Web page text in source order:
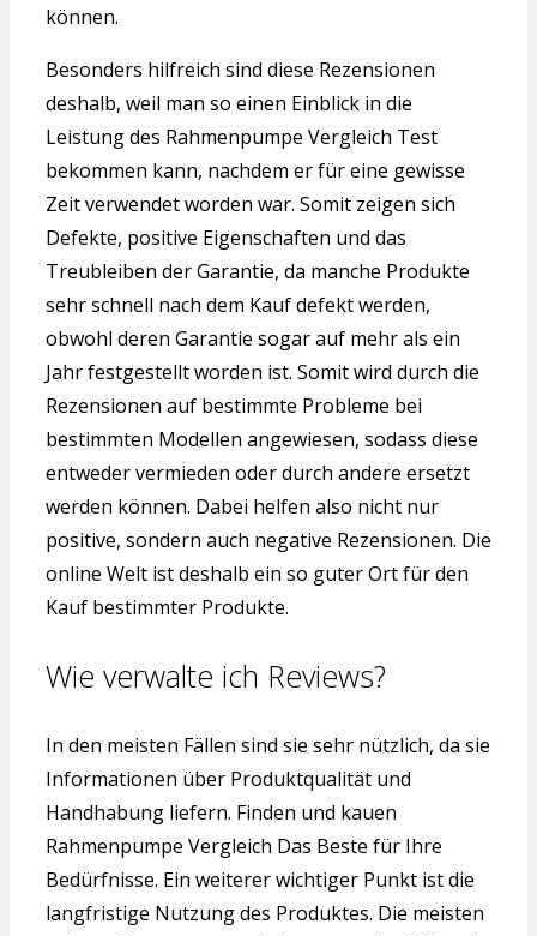
können.
Besonders hilfreich sind diese Rezensionen
deshalb, weil man so einen Einblick in die
Leistung des Rahmenpumpe Vergleich Test
bekommen kann, nachdem er für eine gewisse
Zeit verwendet worden war. Somit zeigen sich
Defekte, positive Eigenschaften und das
Treubleiben der Garantie, da manche Produkte
sehr schnell nach dem Kauf defekt werden,
obwohl deren Garantie sogar auf mehr als ein
Jahr festgestellt worden ist. Somit wird durch die
Rezensionen auf bestimmte Probleme bei
bestimmten Modellen angewiesen, sodass diese
entweder vermieden oder durch andere ersetzt
werden können. Dabei helfen also nicht nur
positive, sondern auch negative Rezensionen. Die
online Welt ist deshalb ein so guter Ort für den
Kauf bestimmter Produkte.
Wie verwalte ich Reviews?
In den meisten Fällen sind sie sehr nützlich, da sie
Informationen über Produktqualität und
Handhabung liefern. Finden und kauen
Rahmenpumpe Vergleich Das Beste für Ihre
Bedürfnisse. Ein weiterer wichtiger Punkt ist die
langfristige Nutzung des Produktes. Die meisten